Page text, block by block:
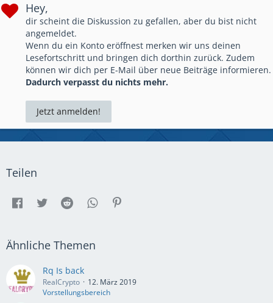
Hey,
dir scheint die Diskussion zu gefallen, aber du bist nicht
angemeldet.
Wenn du ein Konto eröffnest merken wir uns deinen
Lesefortschritt und bringen dich dorthin zurück. Zudem
können wir dich per E-Mail über neue Beiträge informieren.
Dadurch verpasst du nichts mehr.
Jetzt anmelden!
Teilen
Ähnliche Themen
Rq Is back
RealCrypto
12. März 2019
Vorstellungsbereich